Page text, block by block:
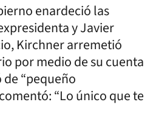
enardeció las
y Javier
Kirchner arremetió
por medio de su cuenta
“pequeño
“Lo único que te